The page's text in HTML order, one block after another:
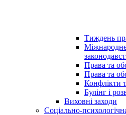
Тиждень
Міжнародне
Права та
Права та
Конфлікти
Булінг і
Виховні заходи
Соціально-